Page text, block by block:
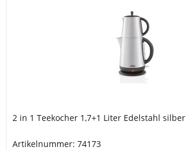
2 in 1 Teekocher 1,7+1 Liter Edelstahl silber
Artikelnummer: 74173